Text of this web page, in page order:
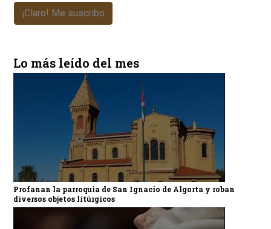
¡Claro! Me suscribo
Lo más leído del mes
Profanan la parroquia de San Ignacio de Algorta y roban
diversos objetos litúrgicos